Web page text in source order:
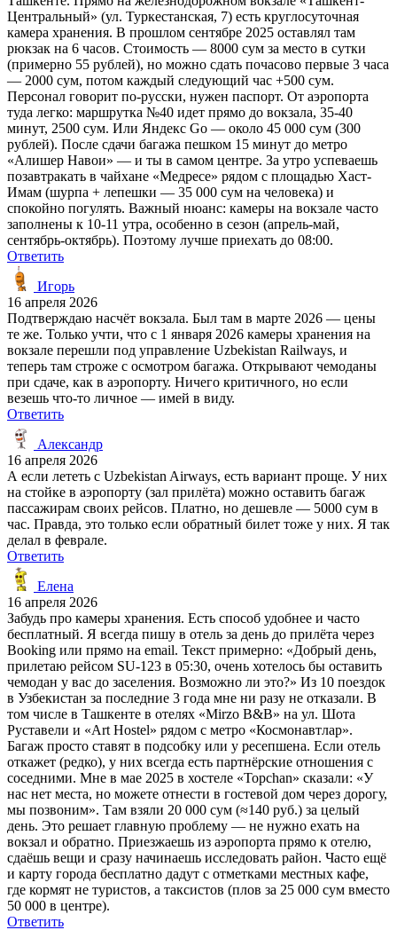
Центральный» (ул. Туркестанская, 7) есть круглосуточная
камера хранения. В прошлом сентябре 2025 оставлял там
рюкзак на 6 часов. Стоимость — 8000 сум за место в сутки
(примерно 55 рублей), но можно сдать почасово первые 3 часа
— 2000 сум, потом каждый следующий час +500 сум.
Персонал говорит по-русски, нужен паспорт. От аэропорта
туда легко: маршрутка №40 идет прямо до вокзала, 35-40
минут, 2500 сум. Или Яндекс Go — около 45 000 сум (300
рублей). После сдачи багажа пешком 15 минут до метро
«Алишер Навои» — и ты в самом центре. За утро успеваешь
позавтракать в чайхане «Медресе» рядом с площадью Хаст-
Имам (шурпа + лепешки — 35 000 сум на человека) и
спокойно погулять. Важный нюанс: камеры на вокзале часто
заполнены к 10-11 утра, особенно в сезон (апрель-май,
сентябрь-октябрь). Поэтому лучше приехать до 08:00.
Ответить
Игорь
16 апреля 2026
Подтверждаю насчёт вокзала. Был там в марте 2026 — цены
те же. Только учти, что с 1 января 2026 камеры хранения на
вокзале перешли под управление Uzbekistan Railways, и
теперь там строже с осмотром багажа. Открывают чемоданы
при сдаче, как в аэропорту. Ничего критичного, но если
везешь что-то личное — имей в виду.
Ответить
Александр
16 апреля 2026
А если лететь с Uzbekistan Airways, есть вариант проще. У них
на стойке в аэропорту (зал прилёта) можно оставить багаж
пассажирам своих рейсов. Платно, но дешевле — 5000 сум в
час. Правда, это только если обратный билет тоже у них. Я так
делал в феврале.
Ответить
Елена
16 апреля 2026
Забудь про камеры хранения. Есть способ удобнее и часто
бесплатный. Я всегда пишу в отель за день до прилёта через
Booking или прямо на email. Текст примерно: «Добрый день,
прилетаю рейсом SU-123 в 05:30, очень хотелось бы оставить
чемодан у вас до заселения. Возможно ли это?» Из 10 поездок
в Узбекистан за последние 3 года мне ни разу не отказали. В
том числе в Ташкенте в отелях «Mirzo B&B» на ул. Шота
Руставели и «Art Hostel» рядом с метро «Космонавтлар».
Багаж просто ставят в подсобку или у ресепшена. Если отель
откажет (редко), у них всегда есть партнёрские отношения с
соседними. Мне в мае 2025 в хостеле «Topchan» сказали: «У
нас нет места, но можете отнести в гостевой дом через дорогу,
мы позвоним». Там взяли 20 000 сум (≈140 руб.) за целый
день. Это решает главную проблему — не нужно ехать на
вокзал и обратно. Приезжаешь из аэропорта прямо к отелю,
сдаёшь вещи и сразу начинаешь исследовать район. Часто ещё
и карту города бесплатно дадут с отметками местных кафе,
где кормят не туристов, а таксистов (плов за 25 000 сум вместо
50 000 в центре).
Ответить